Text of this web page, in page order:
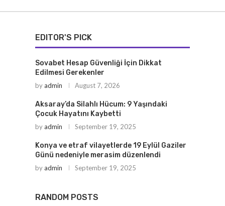
EDITOR'S PICK
Sovabet Hesap Güvenliği İçin Dikkat
Edilmesi Gerekenler
byadmin August 7, 2026
Aksaray’da Silahlı Hücum: 9 Yaşındaki
Çocuk Hayatını Kaybetti
byadmin September 19, 2025
Konya ve etraf vilayetlerde 19 Eylül Gaziler
Günü nedeniyle merasim düzenlendi
byadmin September 19, 2025
RANDOM POSTS